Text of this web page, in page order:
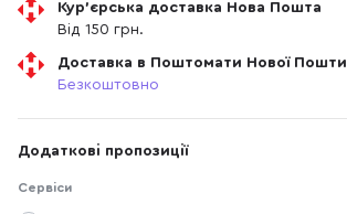
Кур'єрська доставка Нова Пошта
Від 150 грн.
Доставка в Поштомати Нової Пошти
Безкоштовно
Додаткові пропозиції
Сервіси